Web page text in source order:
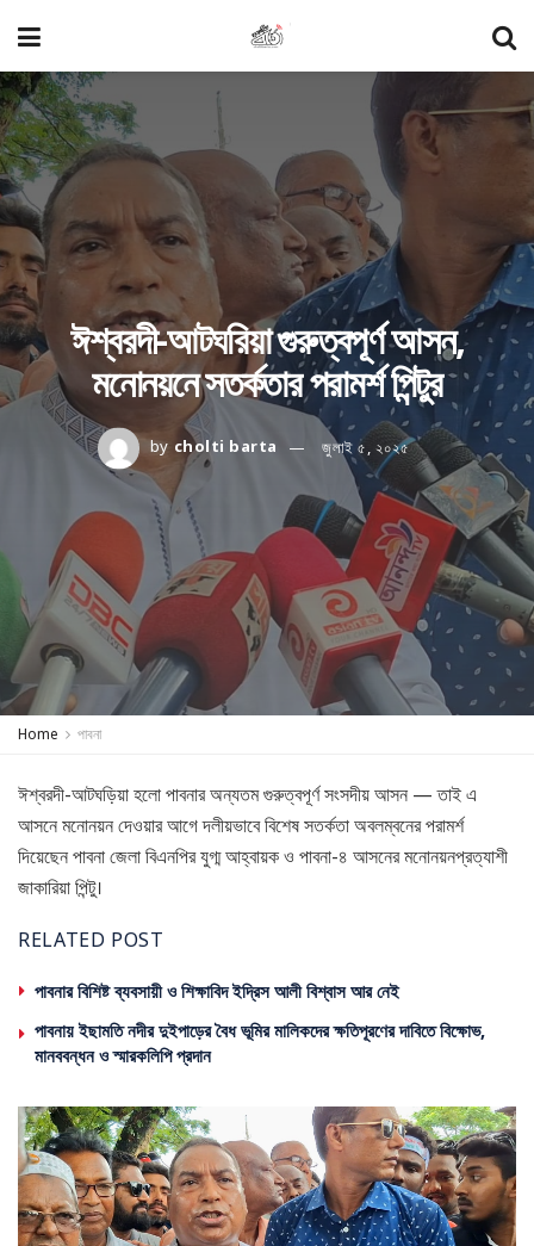
ঈশ্বরদী-আটঘরিয়া গুরুত্বপূর্ণ আসন,
মনোনয়নে সতর্কতার পরামর্শ পিন্টুর
by cholti barta জুলাই ৫, ২০২৫
Home পাবনা
ঈশ্বরদী-আটঘড়িয়া হলো পাবনার অন্যতম গুরুত্বপূর্ণ সংসদীয় আসন — তাই এ
আসনে মনোনয়ন দেওয়ার আগে দলীয়ভাবে বিশেষ সতর্কতা অবলম্বনের পরামর্শ
দিয়েছেন পাবনা জেলা বিএনপির যুগ্ম আহ্বায়ক ও পাবনা-৪ আসনের মনোনয়নপ্রত্যাশী
জাকারিয়া পিন্টু।
RELATED POST
পাবনার বিশিষ্ট ব্যবসায়ী ও শিক্ষাবিদ ইদ্রিস আলী বিশ্বাস আর নেই
পাবনায় ইছামতি নদীর দুইপাড়ের বৈধ ভূমির মালিকদের ক্ষতিপূরণের দাবিতে বিক্ষোভ,
মানববন্ধন ও স্মারকলিপি প্রদান